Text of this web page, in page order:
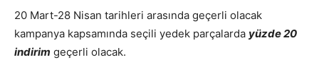
20 Mart-28 Nisan tarihleri arasında geçerli olacak
kampanya kapsamında seçili yedek parçalarda yüzde 20
indirim geçerli olacak.